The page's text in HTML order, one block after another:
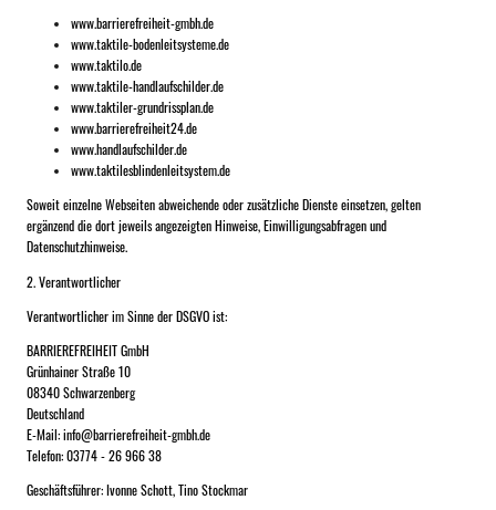
www.barrierefreiheit-gmbh.de
www.taktile-bodenleitsysteme.de
www.taktilo.de
www.taktile-handlaufschilder.de
www.taktiler-grundrissplan.de
www.barrierefreiheit24.de
www.handlaufschilder.de
www.taktilesblindenleitsystem.de
Soweit einzelne Webseiten abweichende oder zusätzliche Dienste einsetzen, gelten
ergänzend die dort jeweils angezeigten Hinweise, Einwilligungsabfragen und
Datenschutzhinweise.
2. Verantwortlicher
Verantwortlicher im Sinne der DSGVO ist:
BARRIEREFREIHEIT GmbH
Grünhainer Straße 10
08340 Schwarzenberg
Deutschland
E-Mail: info@barrierefreiheit-gmbh.de
Telefon: 03774 - 26 966 38
Geschäftsführer: Ivonne Schott, Tino Stockmar